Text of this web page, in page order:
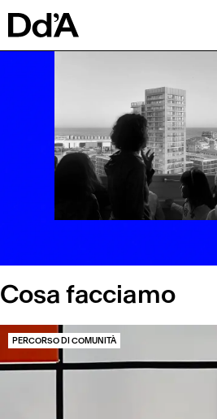
Chi siamo
Archivio
Cosa facciamo
PERCORSO DI COMUNITÀ